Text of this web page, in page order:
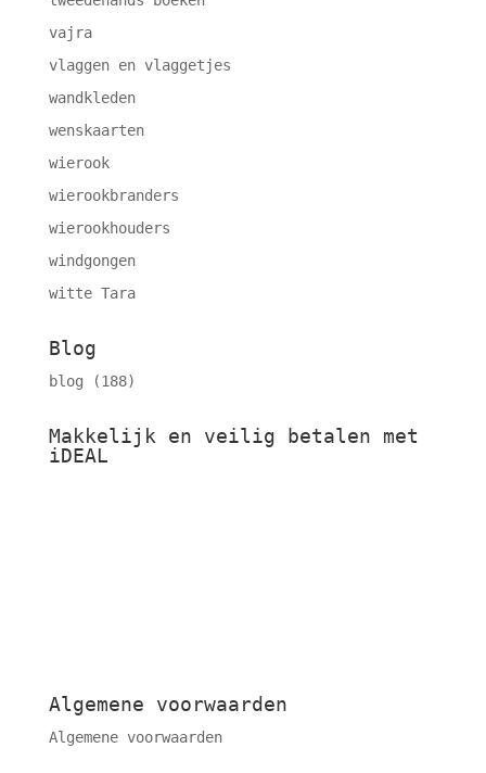
vajra
vlaggen en vlaggetjes
wandkleden
wenskaarten
wierook
wierookbranders
wierookhouders
windgongen
witte Tara
Blog
blog (188)
Makkelijk en veilig betalen met
iDEAL
Algemene voorwaarden
Algemene voorwaarden